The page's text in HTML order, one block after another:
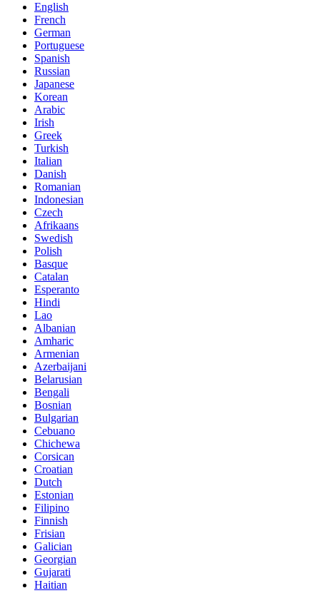
English
French
German
Portuguese
Spanish
Russian
Japanese
Korean
Arabic
Irish
Greek
Turkish
Italian
Danish
Romanian
Indonesian
Czech
Afrikaans
Swedish
Polish
Basque
Catalan
Esperanto
Hindi
Lao
Albanian
Amharic
Armenian
Azerbaijani
Belarusian
Bengali
Bosnian
Bulgarian
Cebuano
Chichewa
Corsican
Croatian
Dutch
Estonian
Filipino
Finnish
Frisian
Galician
Georgian
Gujarati
Haitian